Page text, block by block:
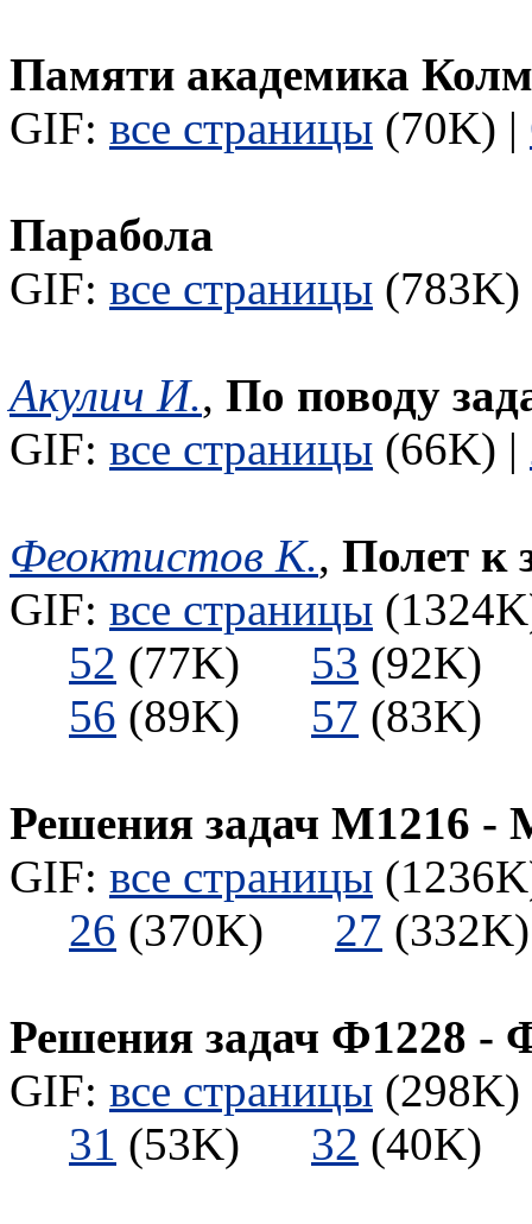
Памяти академика
GIF: все страницы (70K) |
Парабола
GIF: все страницы
Акулич И., По поводу
GIF: все страницы (66K) |
Феоктистов К., Полет к
GIF: все страницы
52 (77K) 53
56 (89K) 57
Решения задач М1216 -
GIF: все страницы
26 (370K) 27
Решения задач Ф1228 -
GIF: все страницы
31 (53K) 32